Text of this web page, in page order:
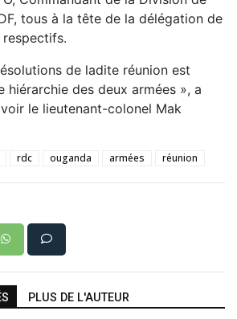
tous à la tête de la délégation de
de ladite réunion est
hiérarchie des deux armées », a
le lieutenant-colonel Mak
rdc ouganda armées réunion
PLUS DE L'AUTEUR